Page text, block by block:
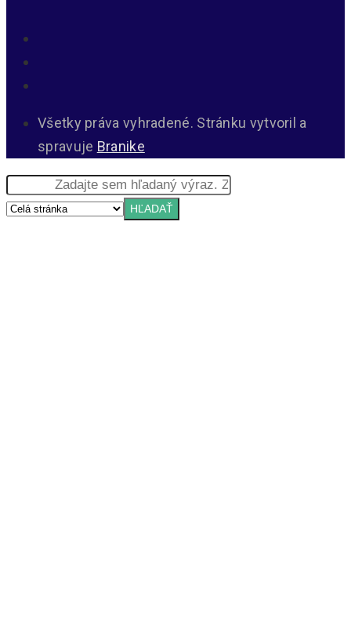
Všetky práva vyhradené. Stránku vytvoril a
spravuje Branike